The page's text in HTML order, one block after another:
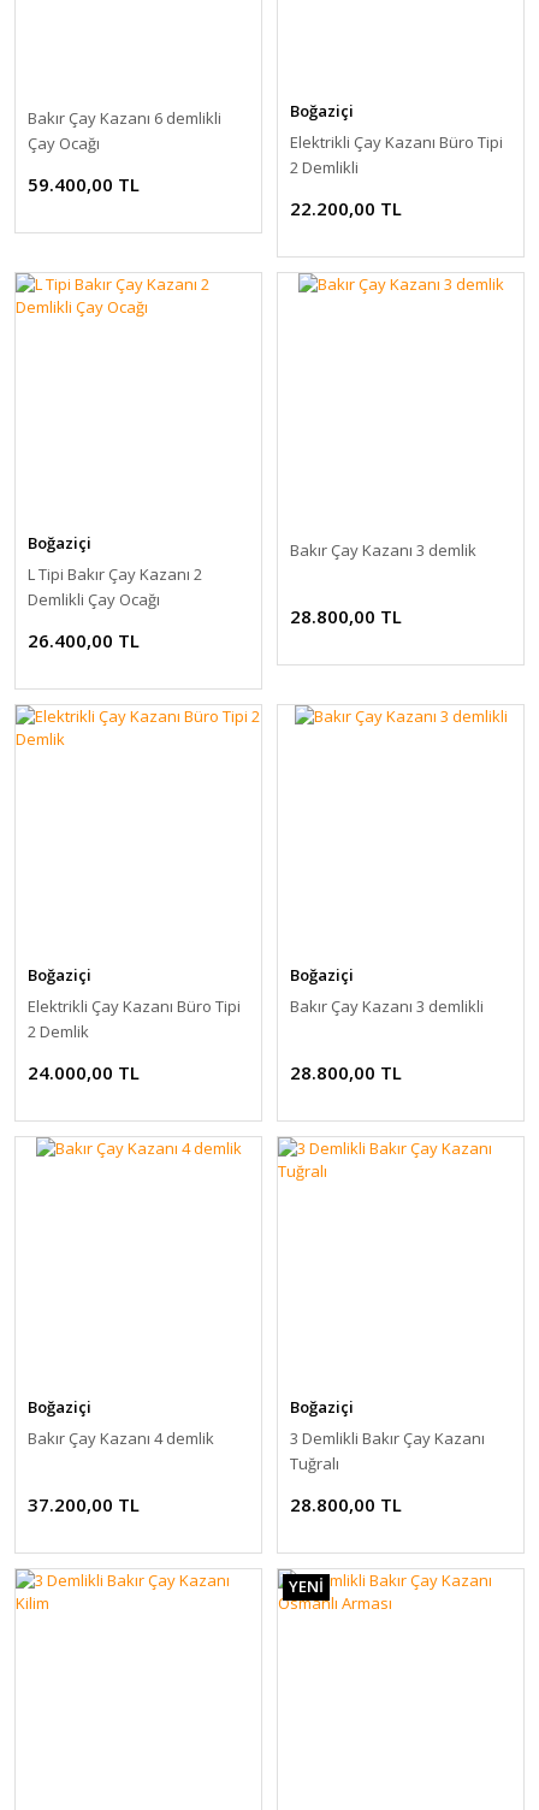
Bakır Çay Kazanı 6 demlikli
Çay Ocağı
59.400,00 TL
Boğaziçi
Elektrikli Çay Kazanı Büro Tipi
2 Demlikli
22.200,00 TL
Boğaziçi
L Tipi Bakır Çay Kazanı 2
Demlikli Çay Ocağı
26.400,00 TL
Bakır Çay Kazanı 3 demlik
28.800,00 TL
Boğaziçi
Elektrikli Çay Kazanı Büro Tipi
2 Demlik
24.000,00 TL
Boğaziçi
Bakır Çay Kazanı 3 demlikli
28.800,00 TL
Boğaziçi
Bakır Çay Kazanı 4 demlik
37.200,00 TL
Boğaziçi
3 Demlikli Bakır Çay Kazanı
Tuğralı
28.800,00 TL
YENİ